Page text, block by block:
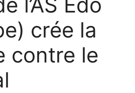
crée la
contre le